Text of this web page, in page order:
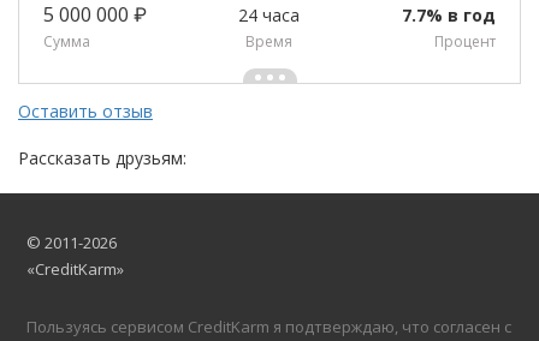
5 000 000 ₽
Сумма
24 часа
Время
7.7% в год
Процент
Оставить отзыв
Рассказать друзьям:
© 2011-2026
«CreditKarm»
Пользуясь сервисом CreditKarm я подтверждаю, что согласен с